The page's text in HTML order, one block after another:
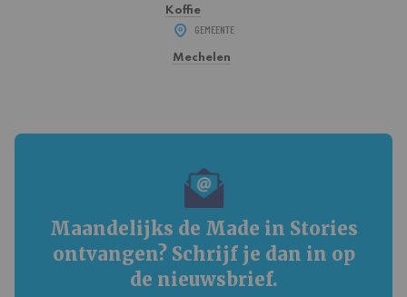
Koffie
GEMEENTE
Mechelen
Maandelijks de Made in Stories
ontvangen? Schrijf je dan in op
de nieuwsbrief.